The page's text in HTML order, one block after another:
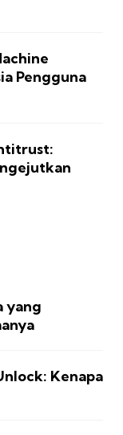
Pengguna
yang
Kenapa